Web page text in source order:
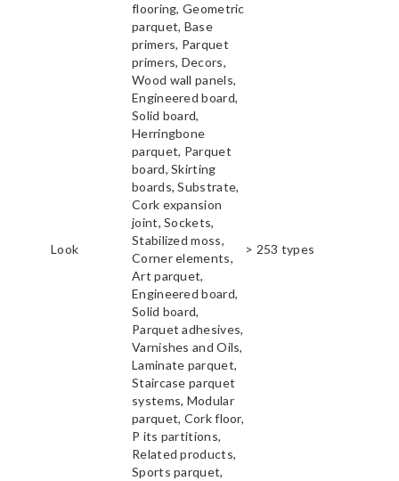
Look
flooring, Geometric
parquet, Base
primers, Parquet
primers, Decors,
Wood wall panels,
Engineered board,
Solid board,
Herringbone
parquet, Parquet
board, Skirting
boards, Substrate,
Cork expansion
joint, Sockets,
Stabilized moss,
Corner elements,
Art parquet,
Engineered board,
Solid board,
Parquet adhesives,
Varnishes and Oils,
Laminate parquet,
Staircase parquet
systems, Modular
parquet, Cork floor,
P its partitions,
Related products,
Sports parquet,
> 253 types